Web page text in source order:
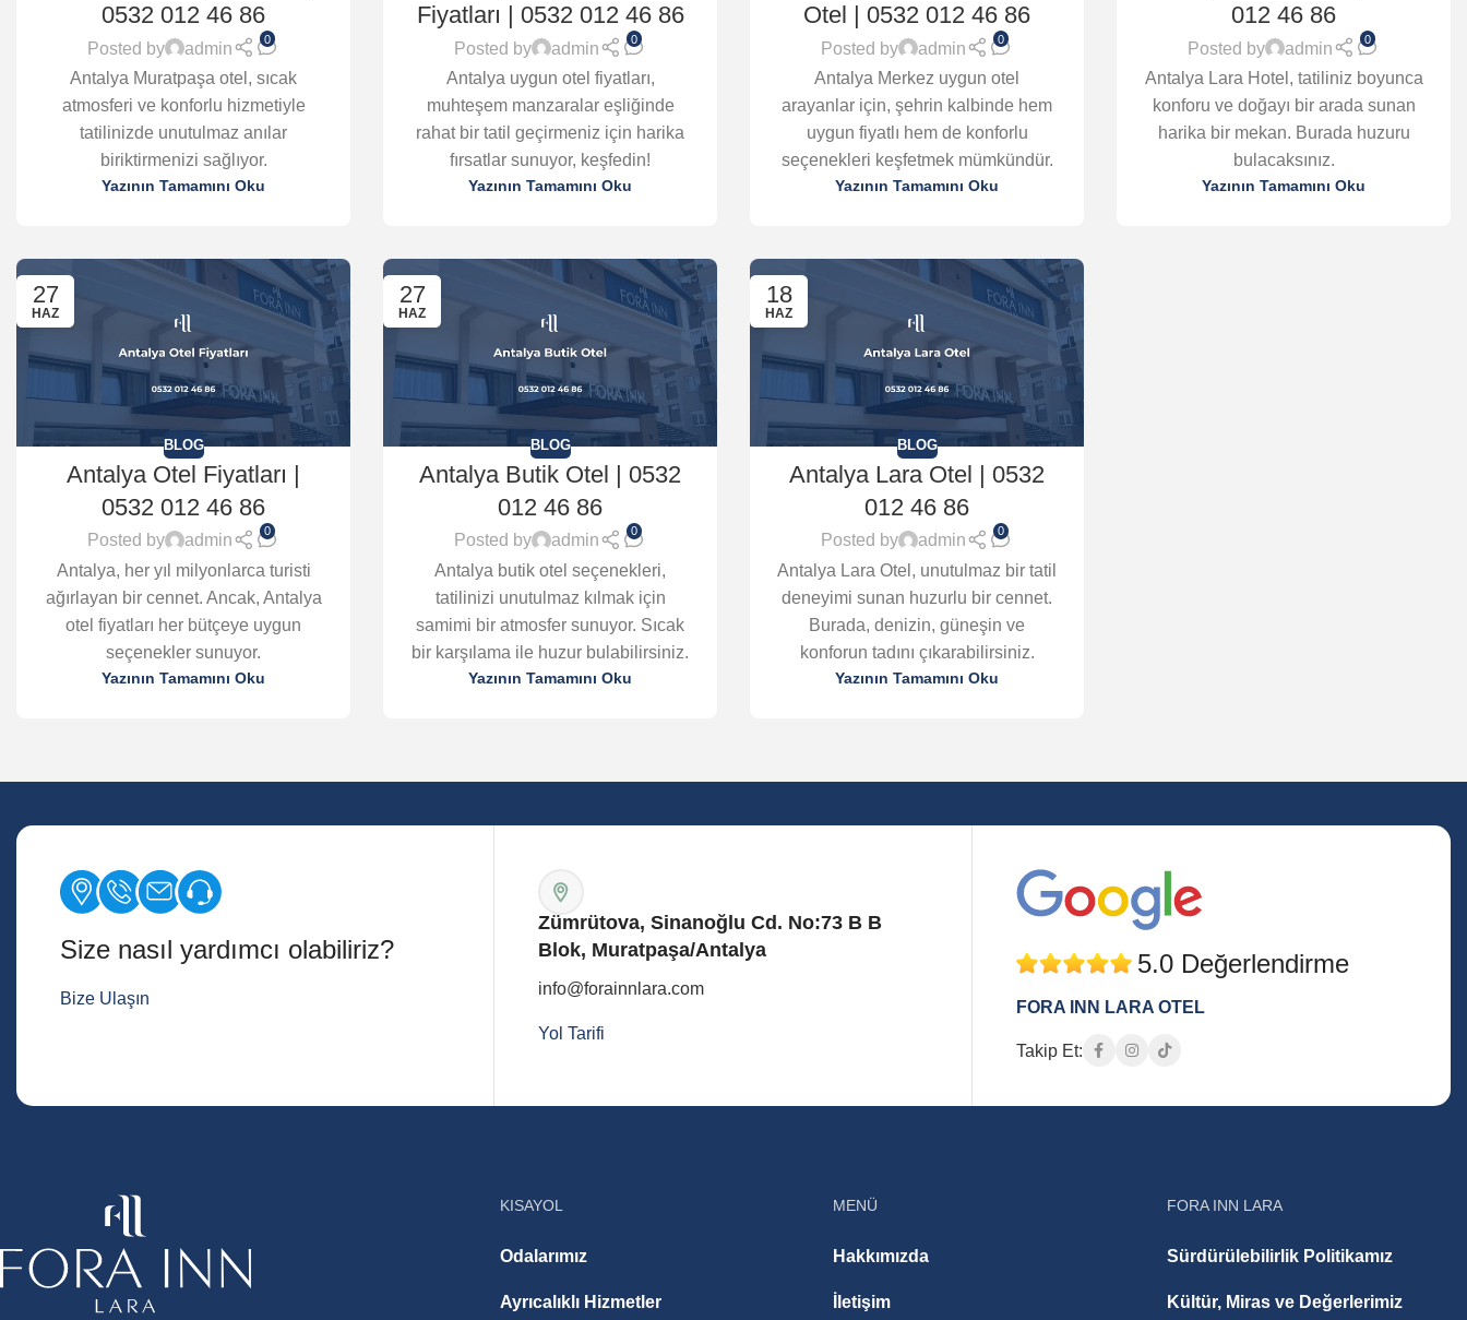
0532 012 46 86
Posted by admin
0
Antalya Muratpaşa otel, sıcak
atmosferi ve konforlu hizmetiyle
tatilinizde unutulmaz anılar
biriktirmenizi sağlıyor.
Yazının Tamamını Oku
Fiyatları | 0532 012 46 86
Posted by admin
0
Antalya uygun otel fiyatları,
muhteşem manzaralar eşliğinde
rahat bir tatil geçirmeniz için harika
fırsatlar sunuyor, keşfedin!
Yazının Tamamını Oku
Otel | 0532 012 46 86
Posted by admin
0
Antalya Merkez uygun otel
arayanlar için, şehrin kalbinde hem
uygun fiyatlı hem de konforlu
seçenekleri keşfetmek mümkündür.
Yazının Tamamını Oku
012 46 86
Posted by admin
0
Antalya Lara Hotel, tatiliniz boyunca
konforu ve doğayı bir arada sunan
harika bir mekan. Burada huzuru
bulacaksınız.
Yazının Tamamını Oku
27
HAZ
BLOG
Antalya Otel Fiyatları |
0532 012 46 86
Posted by admin
0
Antalya, her yıl milyonlarca turisti
ağırlayan bir cennet. Ancak, Antalya
otel fiyatları her bütçeye uygun
seçenekler sunuyor.
Yazının Tamamını Oku
27
HAZ
BLOG
Antalya Butik Otel | 0532
012 46 86
Posted by admin
0
Antalya butik otel seçenekleri,
tatilinizi unutulmaz kılmak için
samimi bir atmosfer sunuyor. Sıcak
bir karşılama ile huzur bulabilirsiniz.
Yazının Tamamını Oku
18
HAZ
BLOG
Antalya Lara Otel | 0532
012 46 86
Posted by admin
0
Antalya Lara Otel, unutulmaz bir tatil
deneyimi sunan huzurlu bir cennet.
Burada, denizin, güneşin ve
konforun tadını çıkarabilirsiniz.
Yazının Tamamını Oku
Size nasıl yardımcı olabiliriz?
Bize Ulaşın
Zümrütova, Sinanoğlu Cd. No:73 B B
Blok, Muratpaşa/Antalya
info@forainnlara.com
Yol Tarifi
5.0 Değerlendirme
FORA INN LARA OTEL
Takip Et:
KISAYOL
Odalarımız
Ayrıcalıklı Hizmetler
MENÜ
Hakkımızda
İletişim
FORA INN LARA
Sürdürülebilirlik Politikamız
Kültür, Miras ve Değerlerimiz